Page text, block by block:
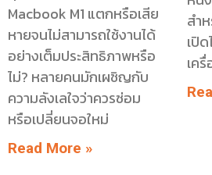
Macbook M1 แตกหรือเสีย
หายจนไม่สามารถใช้งานได้
อย่างเต็มประสิทธิภาพหรือ
ไม่? หลายคนมักเผชิญกับ
ความลังเลใจว่าควรซ่อม
หรือเปลี่ยนจอใหม่
Read More »
สำ
เปิ
เค